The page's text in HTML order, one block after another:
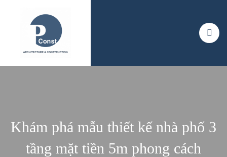
Khám phá mẫu thiết kế nhà phố 3
tầng mặt tiền 5m phong cách